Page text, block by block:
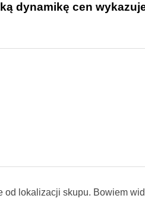
dynamikę cen
lokalizacji skupu. Bowiem